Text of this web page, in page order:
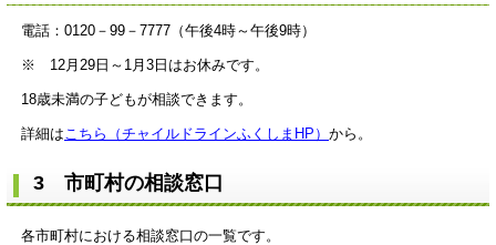
電話：0120－99－7777（午後4時～午後9時）
※ 12月29日～1月3日はお休みです。
18歳未満の子どもが相談できます。
詳細はこちら（チャイルドラインふくしまHP） から。
3 市町村の相談窓口
各市町村における相談窓口の一覧です。